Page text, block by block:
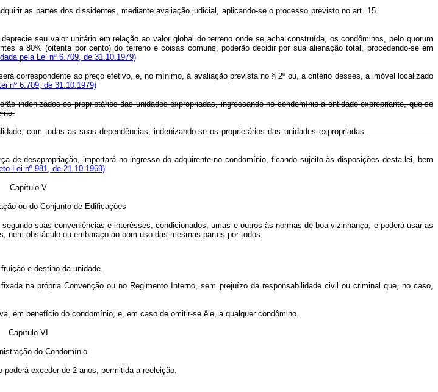
de adquirir as partes dos dissidentes, mediante avaliação judicial, aplicando-se o processo previsto no art. 15.
seu valor unitário em relação ao valor global do terreno onde se acha construída, os condôminos, pelo quorum
a 80% (oitenta por cento) do terreno e coisas comuns, poderão decidir por sua alienação total, procedendo-se em
pela Lei nº 6.709, de 31.10.1979)
correspondente ao preço efetivo, e, no mínimo, à avaliação prevista no § 2º ou, a critério desses, a imóvel localizado
nº 6.709, de 31.10.1979)
indenizados os proprietários das unidades expropriadas, ingressando no condomínio a entidade expropriante, que se
totalidade, com todas as suas dependências, indenizando-se os proprietários das unidades expropriadas.
de desapropriação, importará no ingresso do adquirente no condomínio, ficando sujeito às disposições desta lei, bem
Lei nº 981, de 21.10.1969)
Capítulo V
ou do Conjunto de Edificações
suas conveniências e interêsses, condicionados, umas e outros às normas de boa vizinhança, e poderá usar as
nem obstáculo ou embaraço ao bom uso das mesmas partes por todos.
e destino da unidade.
na própria Convenção ou no Regimento Interno, sem prejuízo da responsabilidade civil ou criminal que, no caso,
em benefício do condomínio, e, em caso de omitir-se êle, a qualquer condômino.
Capítulo VI
do Condomínio
exceder de 2 anos, permitida a reeleição.